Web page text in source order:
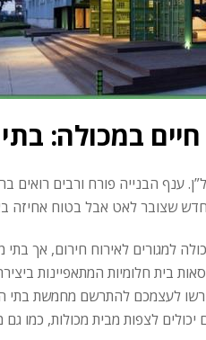
חיים במכולה:
ענף הבנייה פורח ורבים רואים
למגורים לאירוח חירום, אך
בית חלומיות המתאפיינות
לעצמכם להתרשם מחמשת בתי